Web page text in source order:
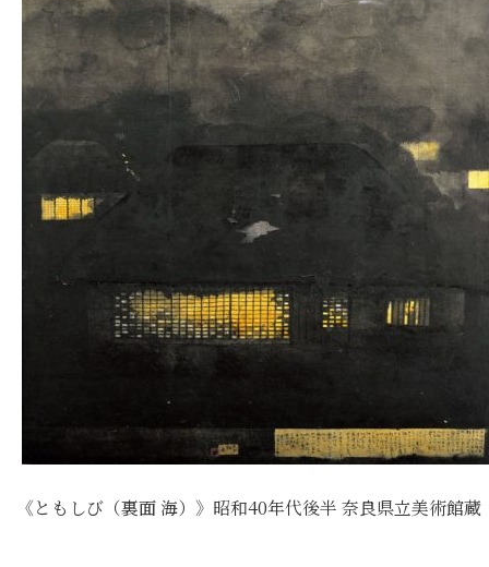
《ともしび（裏面 海）》昭和40年代後半 奈良県立美術館蔵